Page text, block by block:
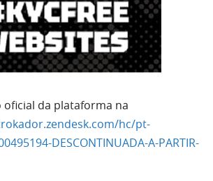
oficial da plataforma na
hc/pt-
DESCONTINUADA-A-PARTIR-